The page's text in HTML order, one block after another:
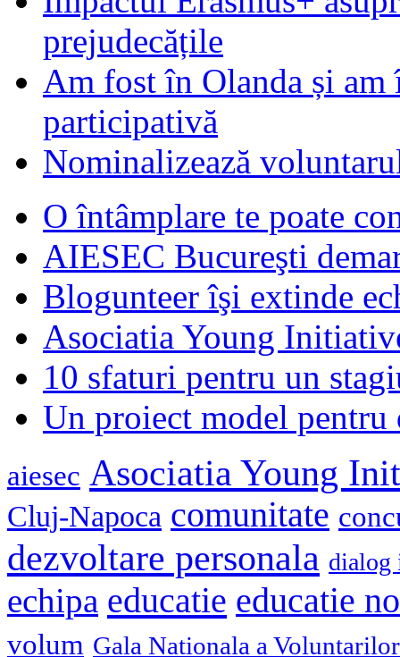
prejudecățile
Am fost în Olanda și am
participativă
Nominalizează
O întâmplare te poate
AIESEC Bucureşti
Blogunteer îşi extinde
Asociatia Young
10 sfaturi pentru un
Un proiect model
aiesec Asociatia Young
Cluj-Napoca comunitate
dezvoltare personala dialog
echipa educatie educatie
volum Gala Nationala a Voluntarilor